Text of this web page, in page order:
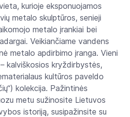
kurioje eksponuojamos
metalo skulptūros, senieji
metalo įrankiai bei
Veikiančiame vandens
metalo apdirbimo įranga. Vieni
kalviškosios kryždirbystės,
kultūros paveldo
kolekcija. Pažintinės
metu sužinosite Lietuvos
istoriją, susipažinsite su